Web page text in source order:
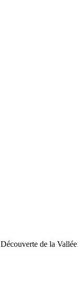
Découverte de la Vallée